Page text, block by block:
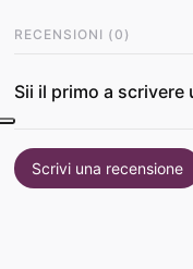
RECENSIONI (0 )
Sii il primo a scrivere
Scrivi una recensione